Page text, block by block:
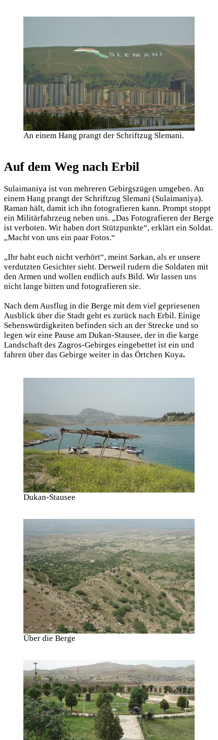
An einem Hang prangt der Schriftzug Slemani.
Auf dem Weg nach Erbil
Sulaimaniya ist von mehreren Gebirgszügen umgeben. An
einem Hang prangt der Schriftzug Slemani (Sulaimaniya).
Raman hält, damit ich ihn fotografieren kann. Prompt stoppt
ein Militärfahrzeug neben uns. „Das Fotografieren der Berge
ist verboten. Wir haben dort Stützpunkte“, erklärt ein Soldat.
„Macht von uns ein paar Fotos.“
„Ihr habt euch nicht verhört“, meint Sarkan, als er unsere
verdutzten Gesichter sieht. Derweil rudern die Soldaten mit
den Armen und wollen endlich aufs Bild. Wir lassen uns
nicht lange bitten und fotografieren sie.
Nach dem Ausflug in die Berge mit dem viel gepriesenen
Ausblick über die Stadt geht es zurück nach Erbil. Einige
Sehenswürdigkeiten befinden sich an der Strecke und so
legen wir eine Pause am Dukan-Stausee, der in die karge
Landschaft des Zagros-Gebirges eingebettet ist ein und
fahren über das Gebirge weiter in das Örtchen Koya.
Dukan-Stausee
Über die Berge